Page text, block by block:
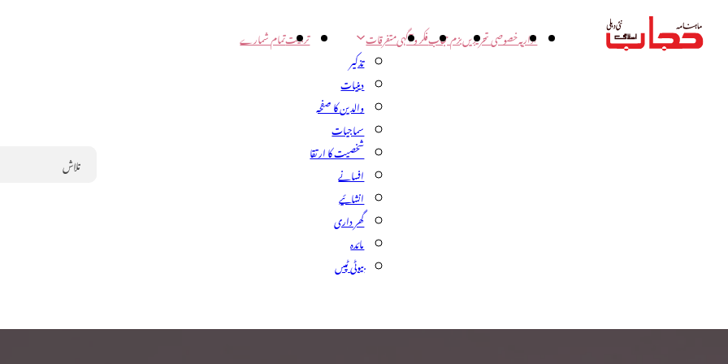
اداریہخصوصی تحریریںبزم حجابفکر و آگہیمتفرقات
تذکیر
دینیات
والدین کا صفحہ
سماجیات
شخصیت کا ارتقا
افسانے
انشائیے
گھر داری
مائدہ
بیوٹی ٹپس
تربیتتمام شمارے
Search